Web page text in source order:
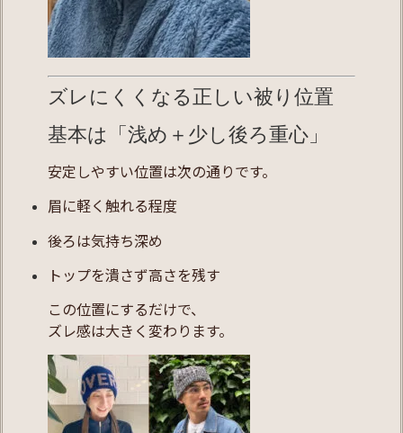
ズレにくくなる正しい被り位置
基本は「浅め＋少し後ろ重心」
安定しやすい位置は次の通りです。
眉に軽く触れる程度
後ろは気持ち深め
トップを潰さず高さを残す
この位置にするだけで、
ズレ感は大きく変わります。